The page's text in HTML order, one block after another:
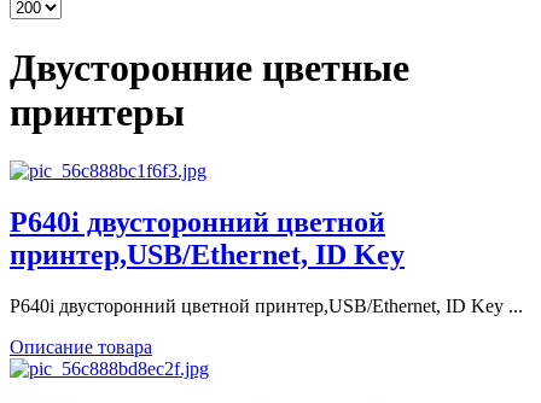
Двусторонние цветные
принтеры
P640i двусторонний цветной
принтер,USB/Ethernet, ID Key
P640i двусторонний цветной принтер,USB/Ethernet, ID Key ...
Описание товара